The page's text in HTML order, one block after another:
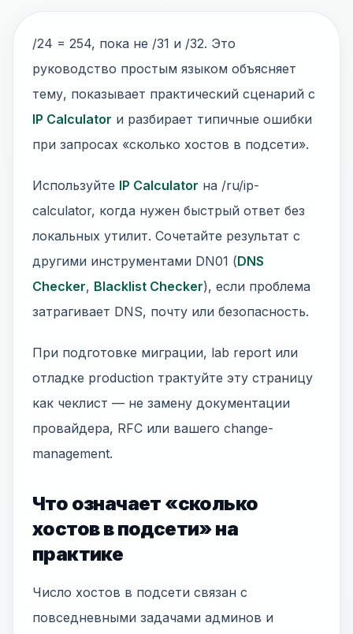
/24 = 254, пока не /31 и /32. Это
руководство простым языком объясняет
тему, показывает практический сценарий с
IP Calculator и разбирает типичные ошибки
при запросах «сколько хостов в подсети».
Используйте IP Calculator на /ru/ip-
calculator, когда нужен быстрый ответ без
локальных утилит. Сочетайте результат с
другими инструментами DN01 (DNS
Checker, Blacklist Checker), если проблема
затрагивает DNS, почту или безопасность.
При подготовке миграции, lab report или
отладке production трактуйте эту страницу
как чеклист — не замену документации
провайдера, RFC или вашего change-
management.
Что означает «сколько
хостов в подсети» на
практике
Число хостов в подсети связан с
повседневными задачами админов и